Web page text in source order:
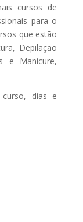
cursos de
para o
que estão
Depilação
e Manicure,
dias e